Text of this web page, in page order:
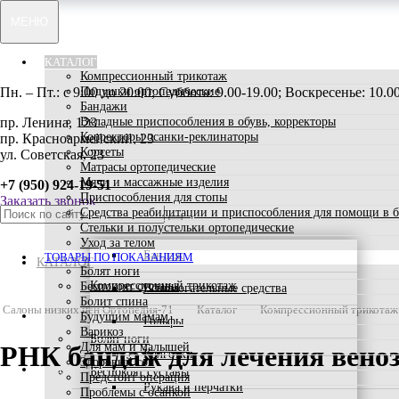
КАТАЛОГ
Компрессионный трикотаж
Подушки ортопедические
Бандажи
Вкладные приспособления в обувь, корректоры
Корректоры осанки-реклинаторы
Корсеты
Матрасы ортопедические
Мячи и массажные изделия
Приспособления для стопы
Средства реабилитации и приспособления для помощи в
Стельки и полустельки ортопедические
Уход за телом
ТОВАРЫ ПО ПОКАЗАНИЯМ
Болят ноги
Беспокоят суставы
Болит спина
Будущим мамам
Варикоз
Для мам и малышей
Здоровый сон
Предстоит операция
Проблемы с осанкой
Пн. – Пт.: с 9:00 до 20:00; Суббота: 9.00-19.00; Воскресенье:
пр. Ленина, 123
пр. Красноармейский, 23
ул. Советская, 23
+7 (950) 924-19-51
Заказать звонок
КАТАЛОГ
Компрессионный трикотаж
Бандаж
Вспомогательные средства
Гольфы
Колготки
Рукава и перчатки
ТОВАРЫ ПО ПОКАЗАНИЯМ
Болят ноги
Беспокоят суставы
АКЦИИ
Салоны низких цен Ортопедия-71 Каталог Компрессионный трикотаж
РНК бандаж для лечения